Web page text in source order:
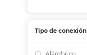
Tipo de conexión